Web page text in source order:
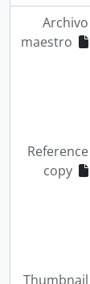
Archivo
maestro
Reference
copy
Thumbnail